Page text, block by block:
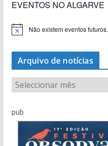
EVENTOS NO ALGARVE
Não existem eventos futuros.
Arquivo de notícias
r
q
pub